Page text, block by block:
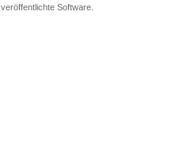
veröffentlichte Software.